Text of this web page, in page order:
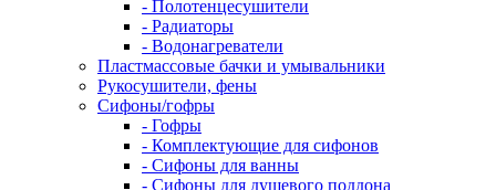
- Полотенцесушители
- Радиаторы
- Водонагреватели
Пластмассовые бачки и умывальники
Рукосушители, фены
Сифоны/гофры
- Гофры
- Комплектующие для сифонов
- Сифоны для ванны
- Сифоны для душевого поддона